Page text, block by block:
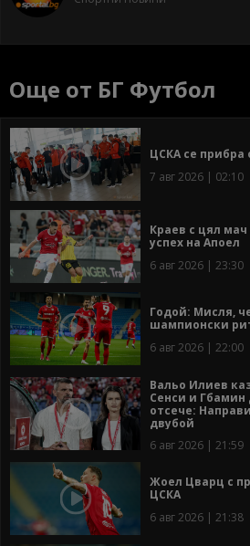
Още от БГ Футбол
ЦСКА се прибра
7 авг 2026 | 02:10
Краев с цял
успех на Апоел
6 авг 2026 | 23:30
Годой: Мисля,
шампионски
6 авг 2026 | 22:00
Вальо Илиев
Сенси и Гбамин
отсече:
двубой
6 авг 2026 | 21:59
Жоел Цварц с
ЦСКА
6 авг 2026 | 21:38